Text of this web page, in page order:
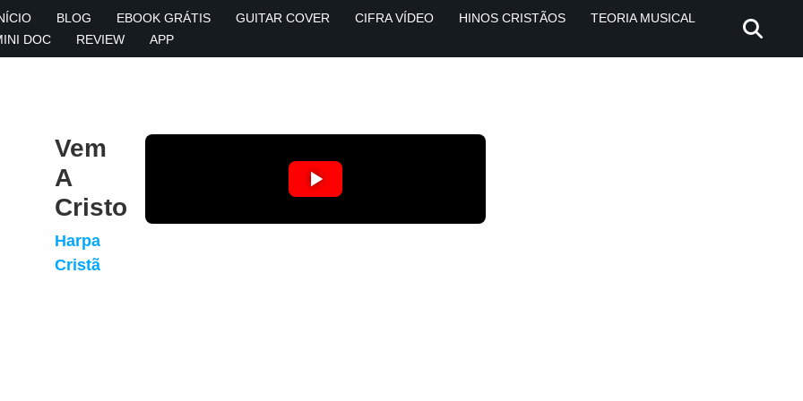
BLOG EBOOK GRÁTIS GUITAR COVER CIFRA VÍDEO HINOS CRISTÃOS
TEORIA MUSICAL
DOC
REVIEW APP
Vem
A
Cristo
Harpa
Cristã